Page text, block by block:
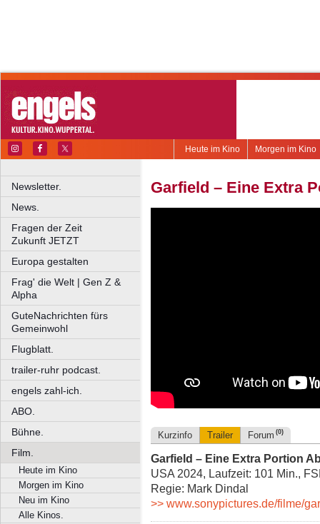
Morgen im Kino
Heute im Kino
Newsletter.
News.
Fragen der Zeit
Zukunft JETZT
Europa gestalten
Frag' die Welt | Gen Z &
Alpha
GuteNachrichten fürs
Gemeinwohl
Flugblatt.
trailer-ruhr podcast.
engels zahl-ich.
ABO.
Bühne.
Film.
Heute im Kino
Morgen im Kino
Neu im Kino
Alle Kinos.
Garfield – Eine Extra
Kurzinfo Trailer Forum (0)
Garfield – Eine Extra Portion
USA 2024, Laufzeit: 101 Min.,
Regie: Mark Dindal
>> www.sonypictures.de/filme/